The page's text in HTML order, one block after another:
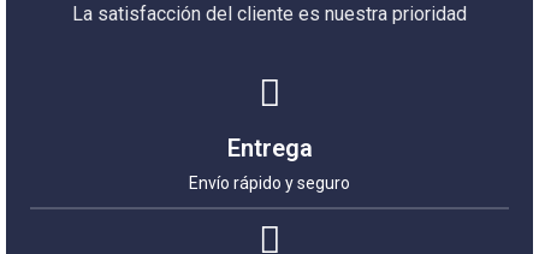
La satisfacción del cliente es nuestra prioridad
Entrega
Envío rápido y seguro